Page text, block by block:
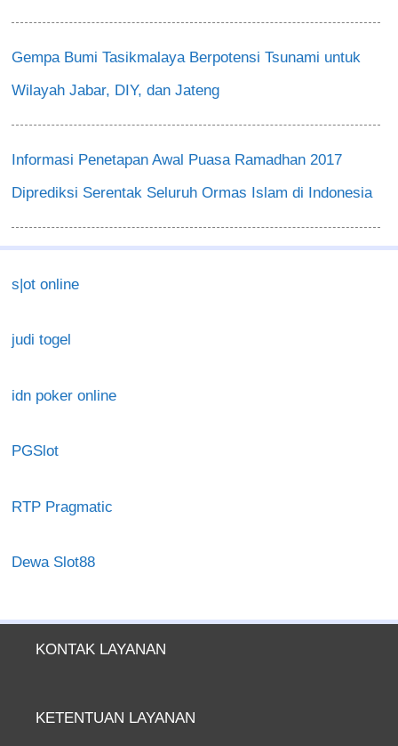
Gempa Bumi Tasikmalaya Berpotensi Tsunami untuk
Wilayah Jabar, DIY, dan Jateng
Informasi Penetapan Awal Puasa Ramadhan 2017
Diprediksi Serentak Seluruh Ormas Islam di Indonesia
s|ot online
judi togel
idn poker online
PGSlot
RTP Pragmatic
Dewa Slot88
KONTAK LAYANAN
KETENTUAN LAYANAN